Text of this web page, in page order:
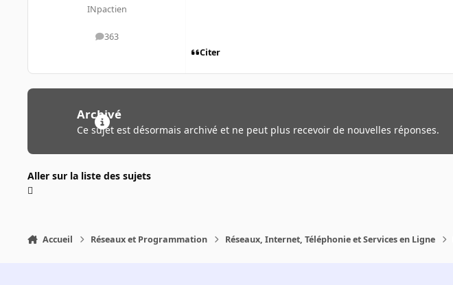
INpactien
363
messages
Citer
Archivé
Ce sujet est désormais archivé et ne peut plus recevoir de nouvelles réponses.
Aller sur la liste des sujets
Accueil Réseaux et Programmation Réseaux, Internet, Téléphonie et Services en Ligne